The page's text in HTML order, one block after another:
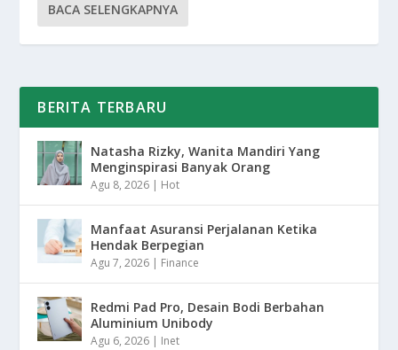
BACA SELENGKAPNYA
BERITA TERBARU
Natasha Rizky, Wanita Mandiri Yang
Menginspirasi Banyak Orang
Agu 8, 2026 | Hot
Manfaat Asuransi Perjalanan Ketika
Hendak Berpegian
Agu 7, 2026 | Finance
Redmi Pad Pro, Desain Bodi Berbahan
Aluminium Unibody
Agu 6, 2026 | Inet